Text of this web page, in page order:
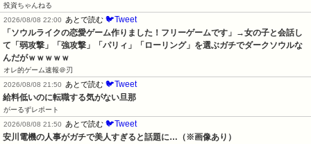
投資ちゃんねる
2026/08/08 22:00
あとで読む 🐦Tweet
「ソウルライクの恋愛ゲーム作りました！フリーゲームです」→女の子と会話し
て「弱攻撃」「強攻撃」「パリィ」「ローリング」を選ぶガチでダークソウルな
んだがｗｗｗｗｗ
オレ的ゲーム速報＠刃
2026/08/08 21:50
あとで読む 🐦Tweet
給料低いのに転職する気がない旦那
がーるずレポート
2026/08/08 21:50
あとで読む 🐦Tweet
安川電機の人事がガチで美人すぎると話題に…（※画像あり）